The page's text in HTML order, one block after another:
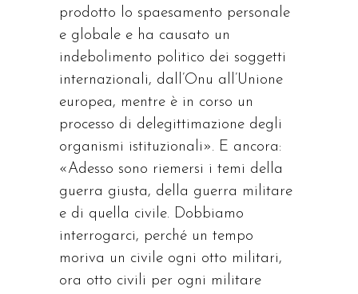
prodotto lo spaesamento personale
e globale e ha causato un
indebolimento politico dei soggetti
internazionali, dall’Onu all’Unione
europea, mentre è in corso un
processo di delegittimazione degli
organismi istituzionali». E ancora:
«Adesso sono riemersi i temi della
guerra giusta, della guerra militare
e di quella civile. Dobbiamo
interrogarci, perché un tempo
moriva un civile ogni otto militari,
ora otto civili per ogni militare